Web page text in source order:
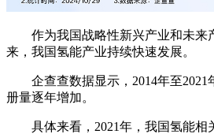
作为我国战略性新兴产业和未来
来，我国氢能产业持续快速发展。
企查查数据显示，2014年至
册量逐年增加。
具体来看，2021年，我国氢能相